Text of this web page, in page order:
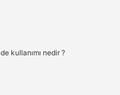
kullanımı nedir ?